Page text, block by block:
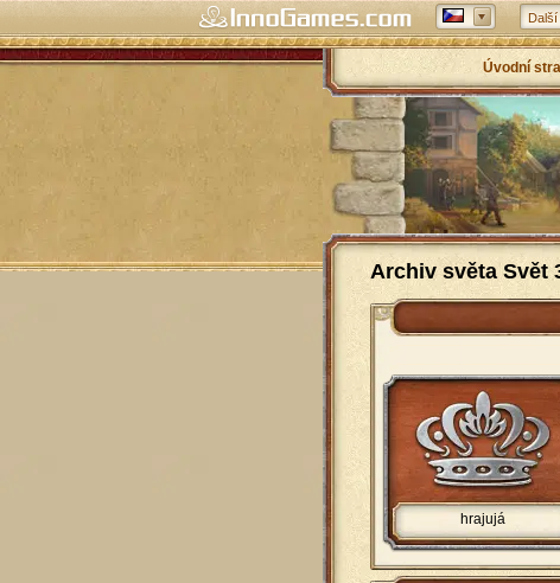
Úvodní
Archiv světa Svět
hrajujá